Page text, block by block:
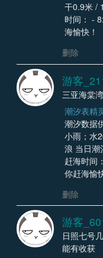
干0.9米 /
时间： -
海愉快！
删除
游客
三亚海棠
潮汐表精
潮汐数据
小雨；水
浪 当日
赶海时间
你赶海愉
删除
游客
日照七号
能有收获